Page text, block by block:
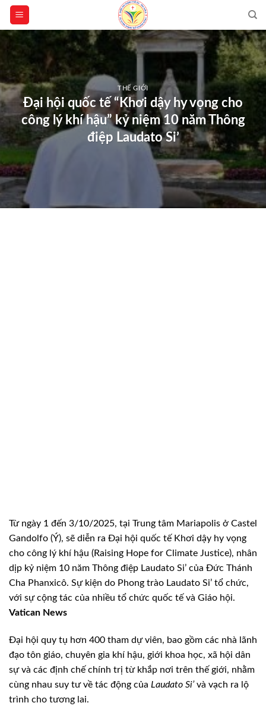
Skip
content
THẾ GIỚI
Đại hội quốc tế “Khơi dậy hy vọng cho
công lý khí hậu” kỷ niệm 10 năm Thông
điệp Laudato Si’
Từ ngày 1 đến 3/10/2025, tại Trung tâm Mariapolis ở Castel
Gandolfo (Ý), sẽ diễn ra Đại hội quốc tế Khơi dậy hy vọng
cho công lý khí hậu (Raising Hope for Climate Justice), nhân
dịp kỷ niệm 10 năm Thông điệp Laudato Si’ của Đức Thánh
Cha Phanxicô. Sự kiện do Phong trào Laudato Si’ tổ chức,
với sự cộng tác của nhiều tổ chức quốc tế và Giáo hội.
Vatican News
Đại hội quy tụ hơn 400 tham dự viên, bao gồm các nhà lãnh
đạo tôn giáo, chuyên gia khí hậu, giới khoa học, xã hội dân
sự và các định chế chính trị từ khắp nơi trên thế giới, nhằm
cùng nhau suy tư về tác động của Laudato Si’và vạch ra lộ
trình cho tương lai.